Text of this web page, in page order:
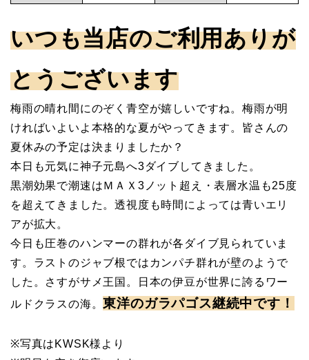
ン
サ
ー
ビ
ス
神
元
いつも当店のご利用ありが
とうございます
梅雨の晴れ間にのぞく青空が嬉しいですね。梅雨が明
ければいよいよ本格的な夏がやってきます。皆さんの
夏休みの予定は決まりましたか？
本日も元気に神子元島へ3ダイブしてきました。
黒潮効果で潮速はＭＡＸ3ノット超え・表層水温も25度
を超えてきました。透視度も時間によっては青いエリ
アが拡大。
今日も圧巻のハンマーの群れが各ダイブ見られていま
す。ラストのジャブ根ではカンパチ群れが壁のようで
した。さすがサメ王国。日本の伊豆が世界に誇るワー
ルドクラスの海。 東洋のガラパゴス継続中です！
※写真はKWSK様より